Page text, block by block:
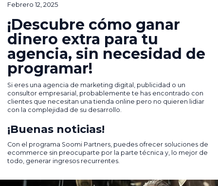
Febrero 12, 2025
¡Descubre cómo ganar
dinero extra para tu
agencia, sin necesidad de
programar!
Si eres una agencia de marketing digital, publicidad o un
consultor empresarial, probablemente te has encontrado con
clientes que necesitan una tienda online pero no quieren lidiar
con la complejidad de su desarrollo.
¡Buenas noticias!
Con el programa Soomi Partners, puedes ofrecer soluciones de
ecommerce sin preocuparte por la parte técnica y, lo mejor de
todo, generar ingresos recurrentes.